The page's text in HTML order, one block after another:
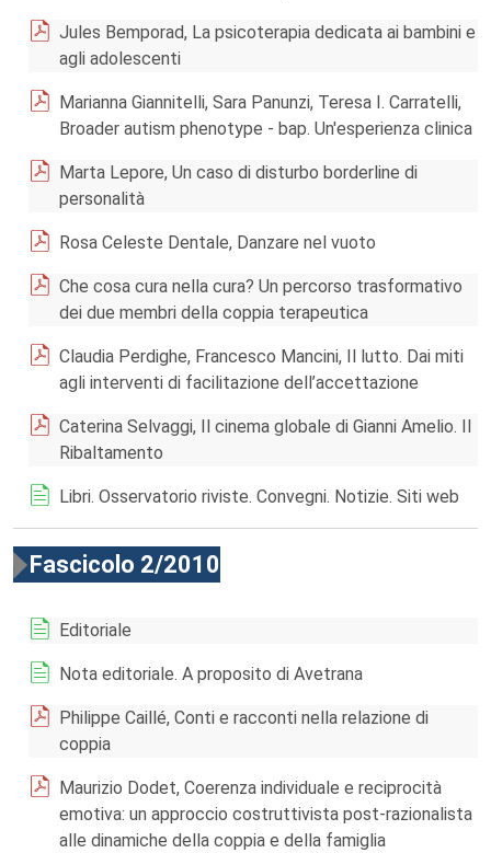
Jules Bemporad, La psicoterapia dedicata ai bambini e
agli adolescenti
Marianna Giannitelli, Sara Panunzi, Teresa I. Carratelli,
Broader autism phenotype - bap. Un'esperienza clinica
Marta Lepore, Un caso di disturbo borderline di
personalità
Rosa Celeste Dentale, Danzare nel vuoto
Che cosa cura nella cura? Un percorso trasformativo
dei due membri della coppia terapeutica
Claudia Perdighe, Francesco Mancini, Il lutto. Dai miti
agli interventi di facilitazione dell’accettazione
Caterina Selvaggi, Il cinema globale di Gianni Amelio. Il
Ribaltamento
Libri. Osservatorio riviste. Convegni. Notizie. Siti web
Fascicolo 2/2010
Editoriale
Nota editoriale. A proposito di Avetrana
Philippe Caillé, Conti e racconti nella relazione di
coppia
Maurizio Dodet, Coerenza individuale e reciprocità
emotiva: un approccio costruttivista post-razionalista
alle dinamiche della coppia e della famiglia